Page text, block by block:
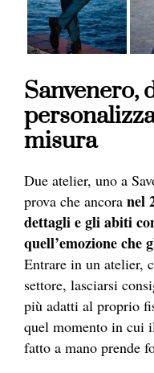
Sanvenero,
misura
Due atelier, uno a
prova che ancora nel
dettagli e gli abiti
quell’emozione che
Entrare in un atelier,
settore, lasciarsi
più adatti al proprio
quel momento in cui
fatto a mano prende